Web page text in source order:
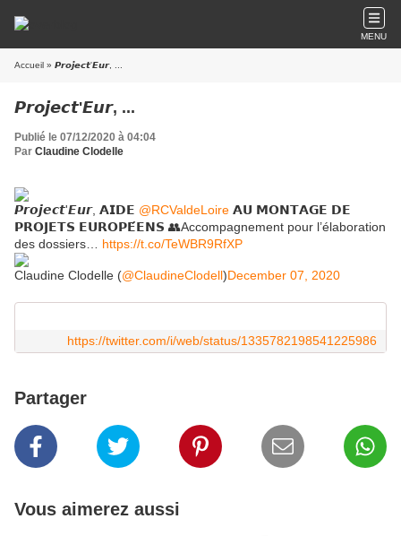
MENU
Accueil » 𝙋𝙧𝙤𝙟𝙚𝙘𝙩'𝙀𝙪𝙧, ...
𝙋𝙧𝙤𝙟𝙚𝙘𝙩'𝙀𝙪𝙧, ...
Publié le 07/12/2020 à 04:04
Par Claudine Clodelle
𝙋𝙧𝙤𝙟𝙚𝙘𝙩'𝙀𝙪𝙧, 𝗔𝗜𝗗𝗘 @RCValdeLoire 𝗔𝗨 𝗠𝗢𝗡𝗧𝗔𝗚𝗘 𝗗𝗘
𝗣𝗥𝗢𝗝𝗘𝗧𝗦 𝗘𝗨𝗥𝗢𝗣𝗘́𝗘𝗡𝗦 👥Accompagnement pour l’élaboration
des dossiers… https://t.co/TeWBR9RfXP
Claudine Clodelle (@ClaudineClodell)December 07, 2020
https://twitter.com/i/web/status/1335782198541225986
Partager
Vous aimerez aussi